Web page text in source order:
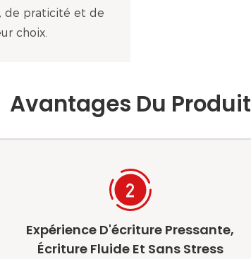
de praticité et de
choix.
Avantages Du Produit
Expérience D'écriture Pressante,
Écriture Fluide Et Sans Stress